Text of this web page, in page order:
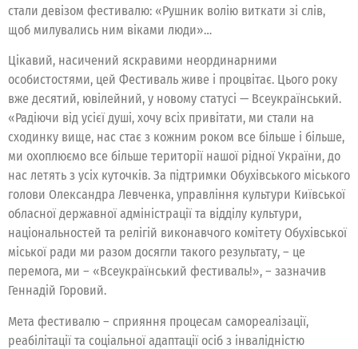
стали девізом фестивалю: «Рушник волію виткати зі слів,
щоб милувались ним віками люди»…
Цікавий, насичений яскравими неординарними
особистостями, цей Фестиваль живе і процвітає. Цього року
вже десятий, ювілейний, у новому статусі — Всеукраїнський.
«Радіючи від усієї душі, хочу всіх привітати, ми стали на
сходинку вище, нас стає з кожним роком все більше і більше,
ми охоплюємо все більше території нашої рідної України, до
нас летять з усіх куточків. За підтримки Обухівського міського
голови Олександра Левченка, управління культури Київської
обласної державної адміністрації та відділу культури,
національностей та релігій виконавчого комітету Обухівської
міської ради ми разом досягли такого результату, – це
перемога, ми – «Всеукраїнський фестиваль!», – зазначив
Геннадій Горовий.
Мета фестивалю – сприяння процесам самореалізації,
реабілітації та соціальної адаптації осіб з інвалідністю